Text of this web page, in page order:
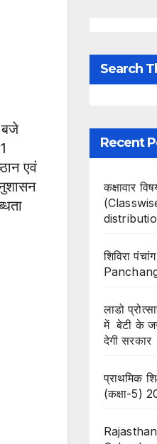
बजे
एवं
Search
Recent
कक्षावार
शिविरा
लाडो
में बेटी के
देगी सरकार
प्राथमिक
(कक्षा-5)